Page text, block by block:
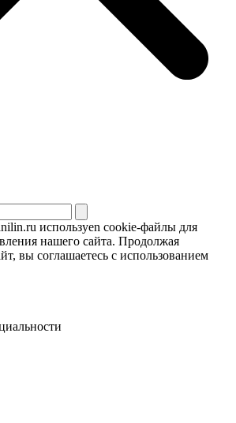
используеn cookie-файлы для
нашего сайта. Продолжая
вы соглашаетесь с использованием